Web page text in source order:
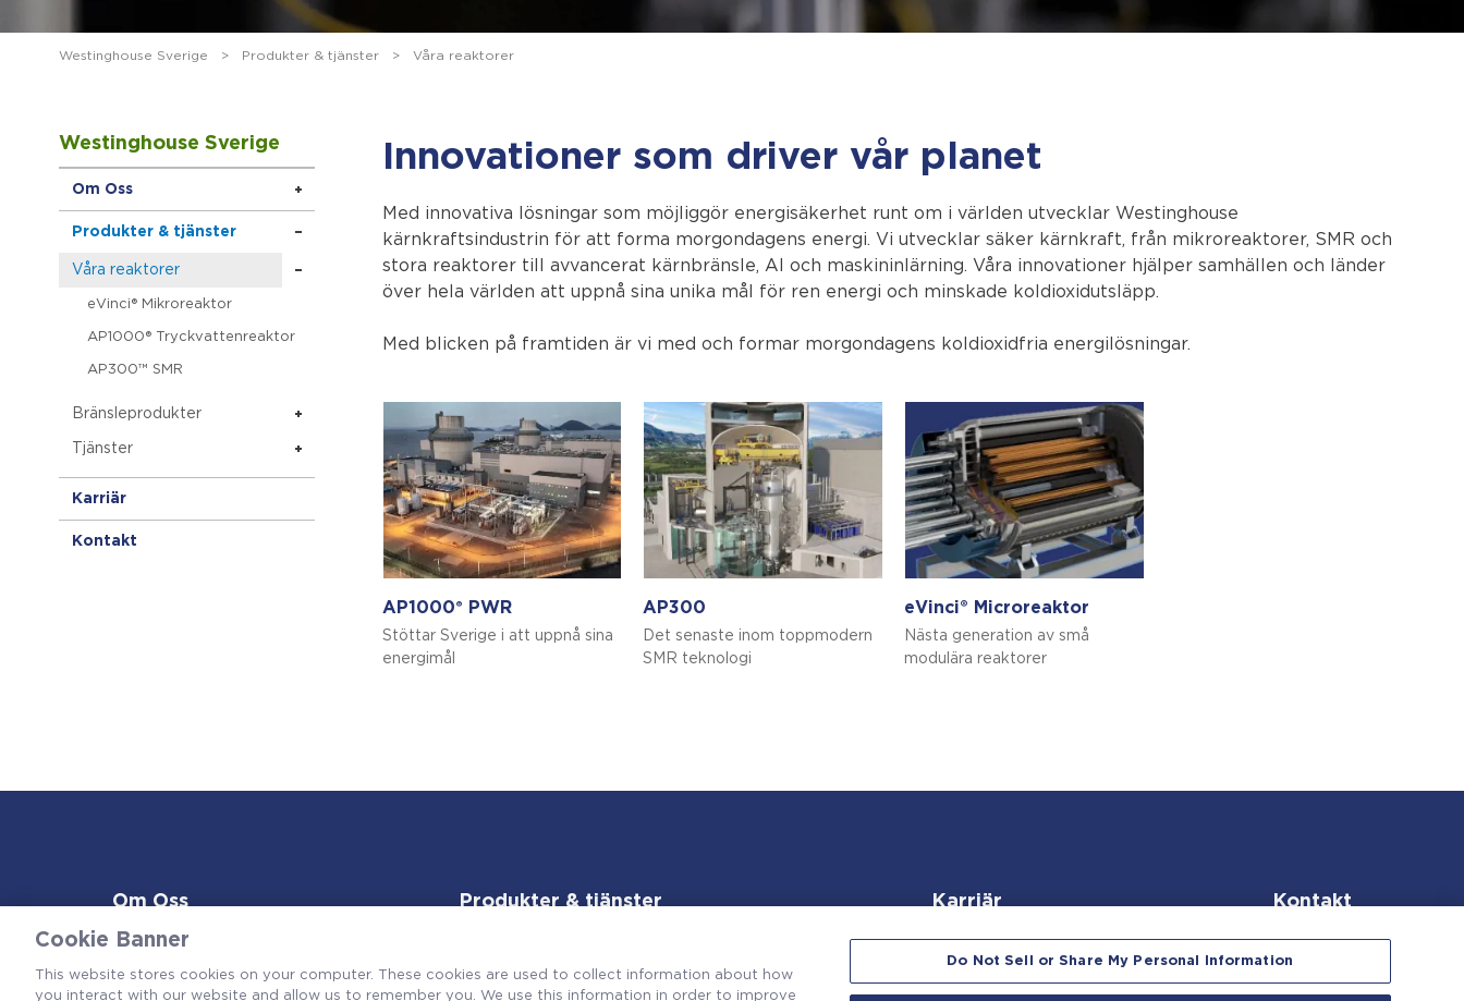
Westinghouse Sverige > Produkter & tjänster > Våra reaktorer
Westinghouse Sverige
Om Oss
Produkter & tjänster
Våra reaktorer
eVinci® Mikroreaktor
AP1000® Tryckvattenreaktor
AP300™ SMR
Bränsleprodukter
Tjänster
Karriär
Kontakt
Innovationer som driver vår planet
Med innovativa lösningar som möjliggör energisäkerhet runt om i världen utvecklar Westinghouse
kärnkraftsindustrin för att forma morgondagens energi. Vi utvecklar säker kärnkraft, från mikroreaktorer, SMR och
stora reaktorer till avvancerat kärnbränsle, AI och maskininlärning. Våra innovationer hjälper samhällen och länder
över hela världen att uppnå sina unika mål för ren energi och minskade koldioxidutsläpp.
Med blicken på framtiden är vi med och formar morgondagens koldioxidfria energilösningar.
AP1000® PWR
Stöttar Sverige i att uppnå sina
energimål
AP300
Det senaste inom toppmodern
SMR teknologi
eVinci® Microreaktor
Nästa generation av små
modulära reaktorer
Om Oss Produkter & tjänster Karriär Kontakt
Cookie Banner
This website stores cookies on your computer. These cookies are used to collect information about how
you interact with our website and allow us to remember you. We use this information in order to improve
Do Not Sell or Share My Personal Information